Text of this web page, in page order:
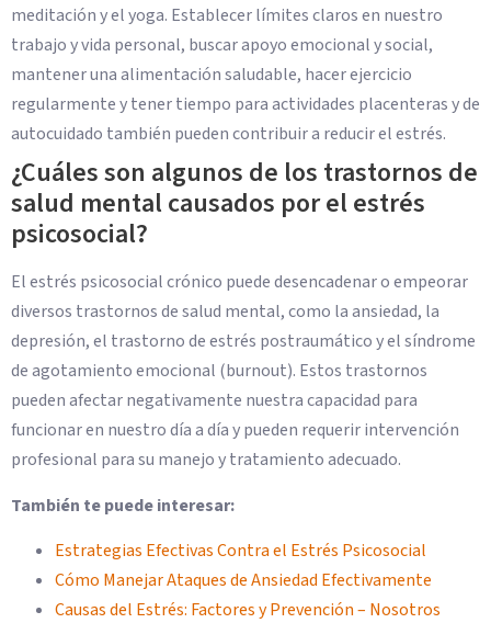
meditación y el yoga. Establecer límites claros en nuestro
trabajo y vida personal, buscar apoyo emocional y social,
mantener una alimentación saludable, hacer ejercicio
regularmente y tener tiempo para actividades placenteras y de
autocuidado también pueden contribuir a reducir el estrés.
¿Cuáles son algunos de los trastornos de
salud mental causados por el estrés
psicosocial?
El estrés psicosocial crónico puede desencadenar o empeorar
diversos trastornos de salud mental, como la ansiedad, la
depresión, el trastorno de estrés postraumático y el síndrome
de agotamiento emocional (burnout). Estos trastornos
pueden afectar negativamente nuestra capacidad para
funcionar en nuestro día a día y pueden requerir intervención
profesional para su manejo y tratamiento adecuado.
También te puede interesar:
Estrategias Efectivas Contra el Estrés Psicosocial
Cómo Manejar Ataques de Ansiedad Efectivamente
Causas del Estrés: Factores y Prevención – Nosotros